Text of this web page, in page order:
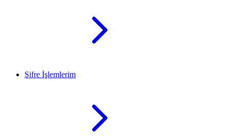
Şifre İşlemlerim